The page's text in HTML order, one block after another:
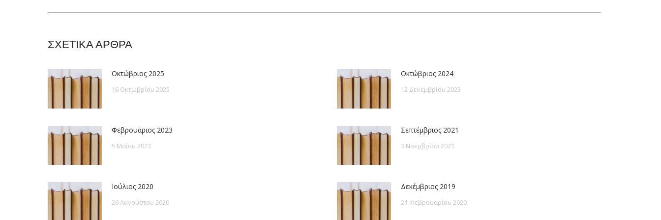
ΣΧΕΤΙΚΑ ΑΡΘΡΑ
Οκτώβριος 2025
16 Οκτωβρίου 2025
Οκτώβριος 2024
12 Δεκεμβρίου 2023
Φεβρουάριος 2023
5 Μαΐου 2023
Σεπτέμβριος 2021
3 Νοεμβρίου 2021
Ιούλιος 2020
26 Αυγούστου 2020
Δεκέμβριος 2019
21 Φεβρουαρίου 2020